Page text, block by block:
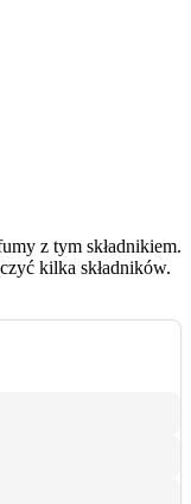
z tym składnikiem.
kilka składników.